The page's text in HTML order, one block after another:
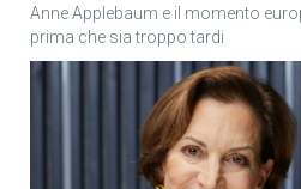
Anne Applebaum e il momento
prima che sia troppo tardi